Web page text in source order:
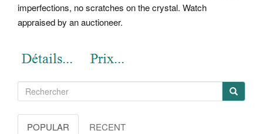
imperfections, no scratches on the crystal. Watch
appraised by an auctioneer.
POPULAR RECENT